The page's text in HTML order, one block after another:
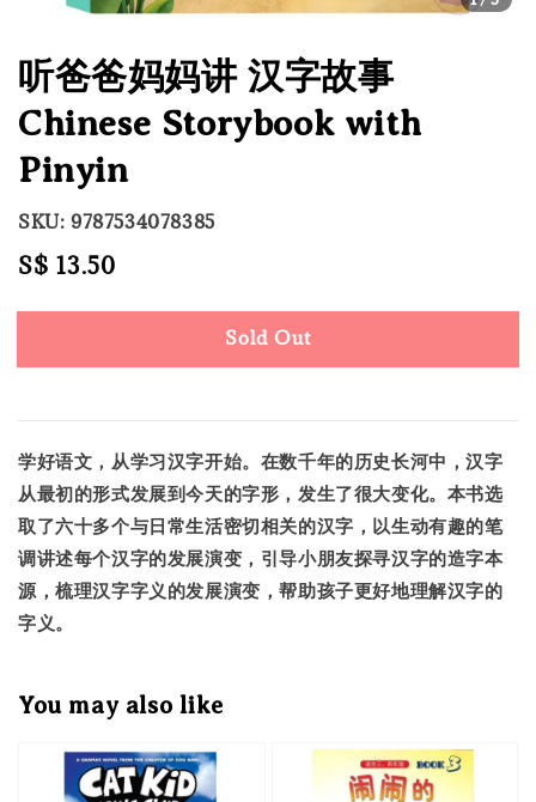
听爸爸妈妈讲 汉字故事
Chinese Storybook with
Pinyin
SKU: 9787534078385
Regular
S$ 13.50
Sold Out
学好语文，从学习汉字开始。在数千年的历史长河中，汉字
从最初的形式发展到今天的字形，发生了很大变化。本书选
取了六十多个与日常生活密切相关的汉字，以生动有趣的笔
调讲述每个汉字的发展演变，引导小朋友探寻汉字的造字本
源，梳理汉字字义的发展演变，帮助孩子更好地理解汉字的
字义。
You may also like